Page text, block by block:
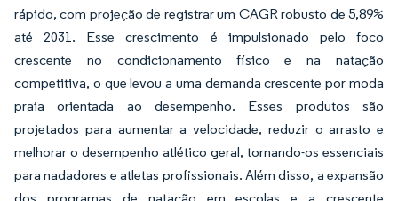
rápido, com projeção de registrar um CAGR robusto de 5,89%
até 2031. Esse crescimento é impulsionado pelo foco
crescente no condicionamento físico e na natação
competitiva, o que levou a uma demanda crescente por moda
praia orientada ao desempenho. Esses produtos são
projetados para aumentar a velocidade, reduzir o arrasto e
melhorar o desempenho atlético geral, tornando-os essenciais
para nadadores e atletas profissionais. Além disso, a expansão